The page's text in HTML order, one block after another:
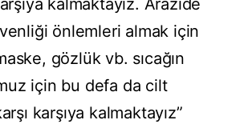
kalmaktayız. Arazide
önlemleri almak için
gözlük vb. sıcağın
için bu defa da cilt
karşıya kalmaktayız”